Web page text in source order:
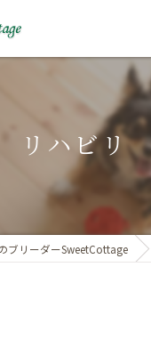
リハビリ
ブリーダーSweetCottage